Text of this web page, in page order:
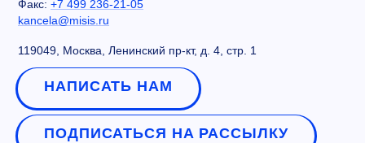
Факс: +7 499 236-21-05
kancela@misis.ru
119049, Москва, Ленинский пр-кт, д. 4, стр. 1
НАПИСАТЬ НАМ
ПОДПИСАТЬСЯ НА РАССЫЛКУ